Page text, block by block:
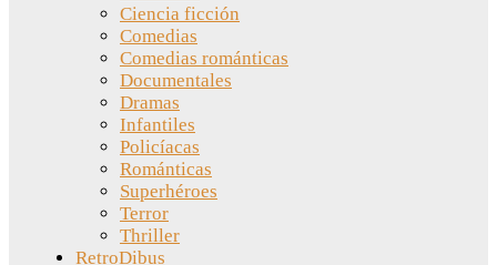
Ciencia ficción
Comedias
Comedias románticas
Documentales
Dramas
Infantiles
Policíacas
Románticas
Superhéroes
Terror
Thriller
RetroDibus